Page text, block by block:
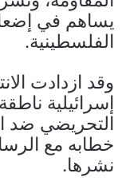
يساهم في
الفلسطينية.
وقد ازدادت
إسرائيلية
التحريضي ضد
خطابه مع
نشرها.